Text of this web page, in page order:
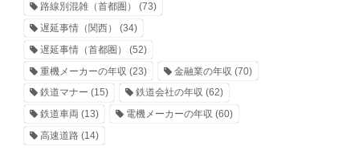
路線別混雑（首都圏）
(73)
遅延事情（関西）
(34)
遅延事情（首都圏）
(52)
重機メーカーの年収 (23) 金融業の年収 (70)
鉄道マナー (15) 鉄道会社の年収 (62)
鉄道車両 (13) 電機メーカーの年収 (60)
高速道路 (14)